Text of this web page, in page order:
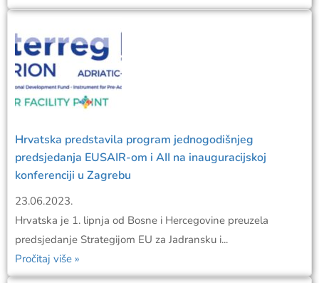
Hrvatska predstavila program jednogodišnjeg
predsjedanja EUSAIR-om i AII na inauguracijskoj
konferenciji u Zagrebu
23.06.2023.
Hrvatska je 1. lipnja od Bosne i Hercegovine preuzela
predsjedanje Strategijom EU za Jadransku i...
Pročitaj više »